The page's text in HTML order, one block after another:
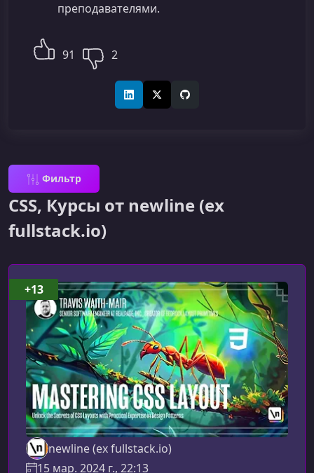
преподавателями.
91 2
LinkedInX (Twitter)GitHub
Фильтр
CSS, Курсы от newline (ex
fullstack.io)
newline (ex fullstack.io)
15 мар. 2024 г., 22:13
+13